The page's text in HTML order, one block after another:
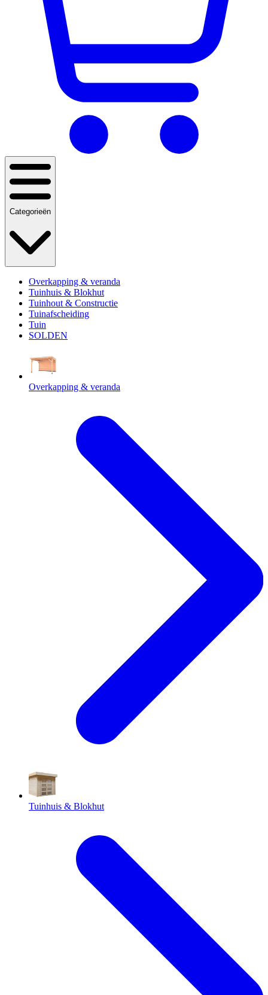
Categorieën
Overkapping & veranda
Tuinhuis & Blokhut
Tuinhout & Constructie
Tuinafscheiding
Tuin
SOLDEN
Overkapping & veranda
Tuinhuis & Blokhut